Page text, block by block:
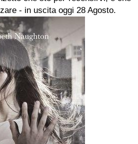
- in uscita oggi 28 Agosto.